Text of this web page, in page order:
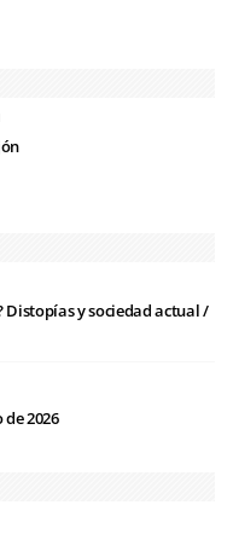
y sociedad actual /
2026